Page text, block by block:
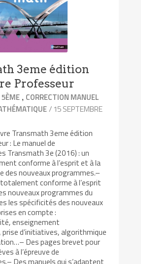
3eme édition
Professeur
5ÈME , CORRECTION MANUEL
/ 15 SEPTEMBRE
Transmath 3eme édition
: Le manuel de
Transmath 3e (2016) : un
conforme à l’esprit et à la
des nouveaux programmes.–
conforme à l’esprit
nouveaux programmes du
les spécificités des nouveaux
en compte :
enseignement
prise d’initiatives, algorithmique
Des pages brevet pour
à l’épreuve de